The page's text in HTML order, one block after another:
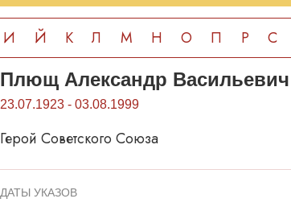
И Й К Л М Н О П Р С
Плющ Александр Васильевич
23.07.1923 - 03.08.1999
Герой Советского Союза
ДАТЫ УКАЗОВ